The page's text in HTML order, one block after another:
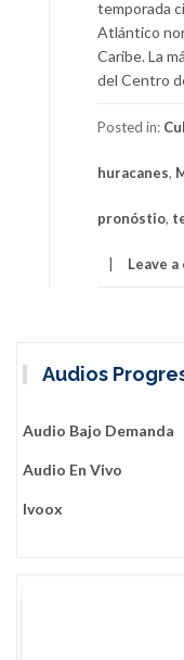
temporada
Atlántico
Caribe. La
del Centro
Posted in:
huracanes,
pronóstio,
Leave
Audios
Audio Bajo Demanda
Audio En Vivo
Ivoox